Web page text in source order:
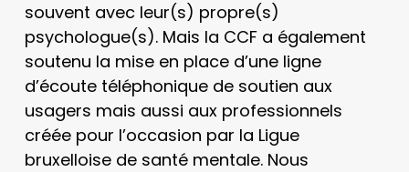
souvent avec leur(s) propre(s)
psychologue(s). Mais la CCF a également
soutenu la mise en place d’une ligne
d’écoute téléphonique de soutien aux
usagers mais aussi aux professionnels
créée pour l’occasion par la Ligue
bruxelloise de santé mentale. Nous